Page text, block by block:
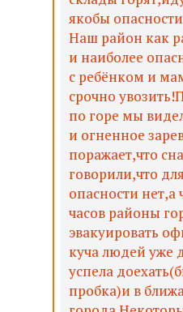
якобы
Наш район как
и наиболее
с ребёнком и
срочно
по горе мы
и огненное
поражает,что
говорили,что
опасности нет,а
часов районы
эвакуировать
куча людей уже
успела
пробка)и в